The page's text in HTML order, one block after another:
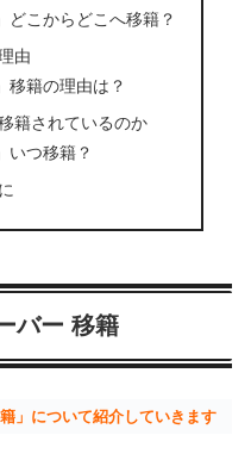
どこからどこへ移籍？
由
移籍の理由は？
籍されているのか
いつ移籍？
バー 移籍
」について紹介していきます